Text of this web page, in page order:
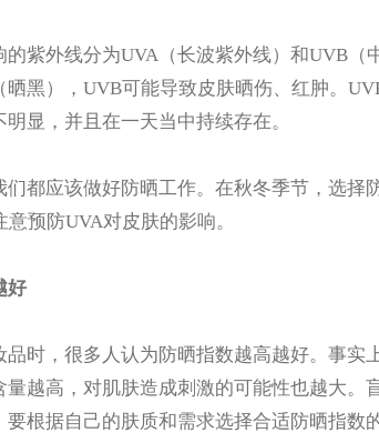
外线分为UVA（长波紫外线）和UVB（
黑），UVB可能导致皮肤晒伤、红肿。
显，并且在一天当中持续存在。
应该做好防晒工作。在秋冬季节，选择
预防UVA对皮肤的影响。
好
，很多人认为防晒指数越高越好。事实
越高，对肌肤造成刺激的可能性也越大。
根据自己的肤质和需求选择合适防晒指数